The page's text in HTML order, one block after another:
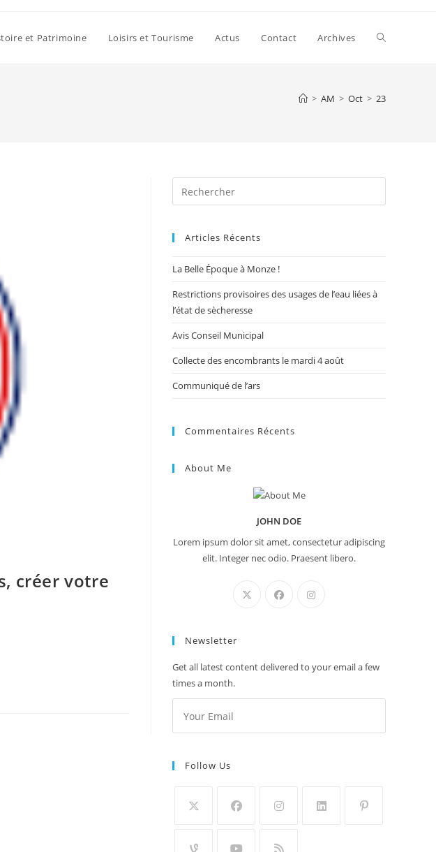
et Patrimoine Loisirs et Tourisme Actus Contact Archives Toggle
> AM > Oct > 23
créer votre
Escape
Articles Récents
La Belle Époque à Monze !
Restrictions provisoires des usages de l’eau liées à
l’état de sècheresse
Avis Conseil Municipal
Collecte des encombrants le mardi 4 août
Communiqué de l’ars
Commentaires Récents
About Me
JOHN DOE
Lorem ipsum dolor sit amet, consectetur adipiscing
elit. Integer nec odio. Praesent libero.
Newsletter
Get all latest content delivered to your email a few
times a month.
Follow Us